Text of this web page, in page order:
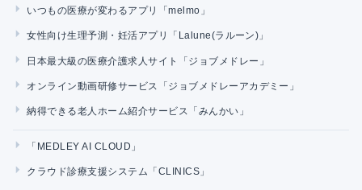
いつもの医療が変わるアプリ「melmo」
女性向け生理予測・妊活アプリ「Lalune(ラルーン)」
日本最大級の医療介護求人サイト「ジョブメドレー」
オンライン動画研修サービス「ジョブメドレーアカデミー」
納得できる老人ホーム紹介サービス「みんかい」
「MEDLEY AI CLOUD」
クラウド診療支援システム「CLINICS」